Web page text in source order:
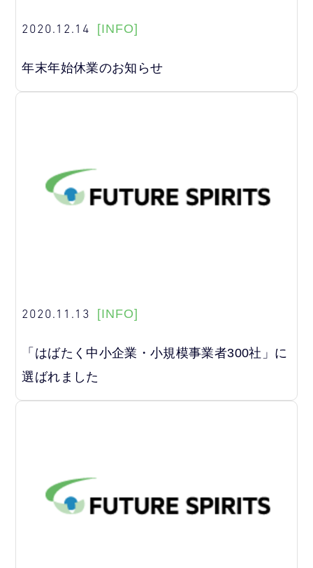
2020.12.14 [INFO]
年末年始休業のお知らせ
2020.11.13 [INFO]
「はばたく中小企業・小規模事業者300社」に
選ばれました